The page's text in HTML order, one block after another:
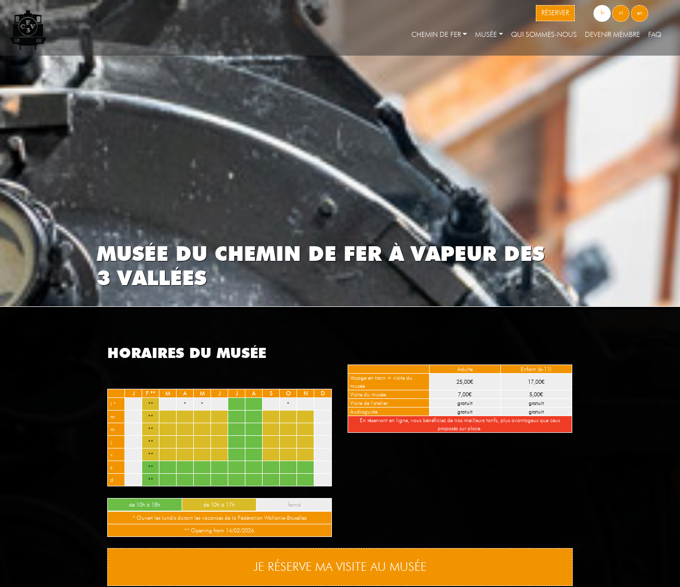
skip to content
fr nl en
RÉSERVER
CHEMIN DE FER MUSÉE QUI SOMMES-NOUS DEVENIR MEMBRE FAQ
MUSÉE DU CHEMIN DE FER À VAPEUR DES
3 VALLÉES
HORAIRES DU MUSÉE
J F ** M A M J J A S O N
D
l *
** * *
*
m
**
m
**
j
**
v
**
s
**
d
**
de 10h à 18h de 10h à 17h
fermé
* Ouvert les lundis durant les vacances de la Fédération Wallonie-Bruxelles
** Opening from 14/02/2026.
Adulte
Enfant (6-11)
Voyage en train + visite du
musée
25,00€
17,00€
Visite du musée
7,00€
5,00€
Visite de l'atelier
gratuit
gratuit
Audioguide
gratuit
gratuit
En réservant en ligne, vous bénéficiez de nos meilleurs tarifs, plus avantageux que ceux
proposés sur place.
JE RÉSERVE MA VISITE AU MUSÉE